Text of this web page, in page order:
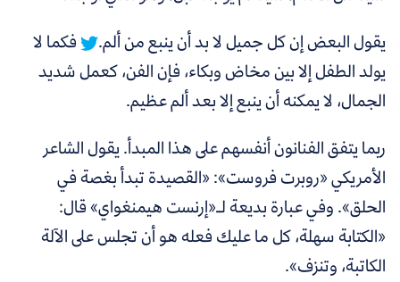
يقول البعض إن كل جميل لا بد أن ينبع من ألم.
فكما لا
يولد الطفل إلا بين مخاض وبكاء، فإن الفن، كعمل شديد
الجمال، لا يمكنه أن ينبع إلا بعد ألم عظيم.
ربما يتفق الفنانون أنفسهم على هذا المبدأ. يقول الشاعر
الأمريكي«روبرت فروست»
:
«القصيدة تبدأ بغصة في
الحلق». وفي عبارة بديعة لـ«إرنست هيمنغواي»قال:
«الكتابة سهلة، كل ما عليك فعله هو أن تجلس على الآلة
الكاتبة، وتنزف».